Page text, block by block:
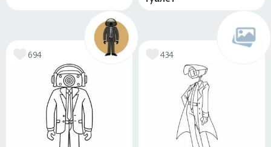
694 434